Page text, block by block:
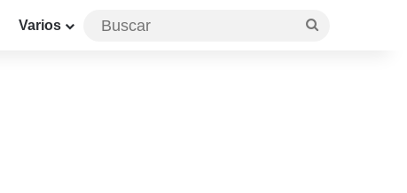
Varios